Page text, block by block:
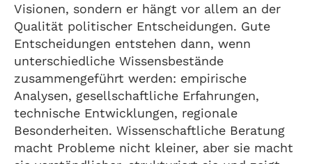
Visionen, sondern er hängt vor allem an der
Qualität politischer Entscheidungen. Gute
Entscheidungen entstehen dann, wenn
unterschiedliche Wissensbestände
zusammengeführt werden: empirische
Analysen, gesellschaftliche Erfahrungen,
technische Entwicklungen, regionale
Besonderheiten. Wissenschaftliche Beratung
macht Probleme nicht kleiner, aber sie macht